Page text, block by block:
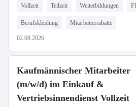
Vollzeit Teilzeit Weiterbildungen
Berufskleidung Mitarbeiterrabatte
02.08.2026
Kaufmännischer Mitarbeiter
(m/w/d) im Einkauf &
Vertriebsinnendienst Vollzeit